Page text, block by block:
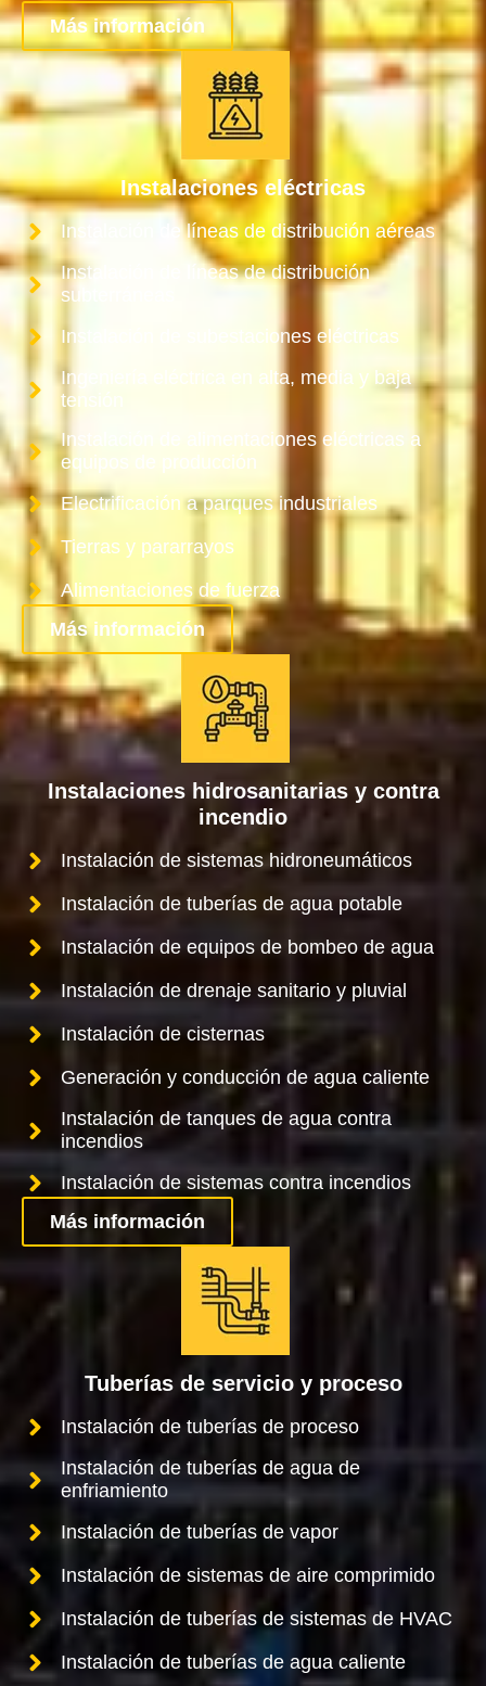
Más información
Instalaciones eléctricas
Instalación de líneas de distribución aéreas
Instalación de líneas de distribución
subterráneas
Instalación de subestaciones eléctricas
Ingeniería eléctrica en alta, media y baja
tensión
Instalación de alimentaciones eléctricas a
equipos de producción
Electrificación a parques industriales
Tierras y pararrayos
Alimentaciones de fuerza
Más información
Instalaciones hidrosanitarias y contra
incendio
Instalación de sistemas hidroneumáticos
Instalación de tuberías de agua potable
Instalación de equipos de bombeo de agua
Instalación de drenaje sanitario y pluvial
Instalación de cisternas
Generación y conducción de agua caliente
Instalación de tanques de agua contra
incendios
Instalación de sistemas contra incendios
Más información
Tuberías de servicio y proceso
Instalación de tuberías de proceso
Instalación de tuberías de agua de
enfriamiento
Instalación de tuberías de vapor
Instalación de sistemas de aire comprimido
Instalación de tuberías de sistemas de HVAC
Instalación de tuberías de agua caliente